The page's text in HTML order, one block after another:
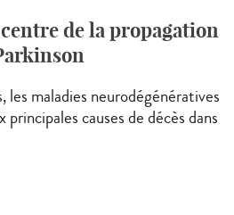
de la propagation
les maladies neurodégénératives
causes de décès dans